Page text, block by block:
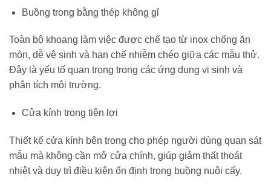
Buồng trong bằng thép không gỉ
Toàn bộ khoang làm việc được chế tạo từ inox chống ăn
mòn, dễ vệ sinh và hạn chế nhiễm chéo giữa các mẫu thử.
Đây là yếu tố quan trọng trong các ứng dụng vi sinh và
phân tích môi trường.
Cửa kính trong tiện lợi
Thiết kế cửa kính bên trong cho phép người dùng quan sát
mẫu mà không cần mở cửa chính, giúp giảm thất thoát
nhiệt và duy trì điều kiện ổn định trong buồng nuôi cấy.